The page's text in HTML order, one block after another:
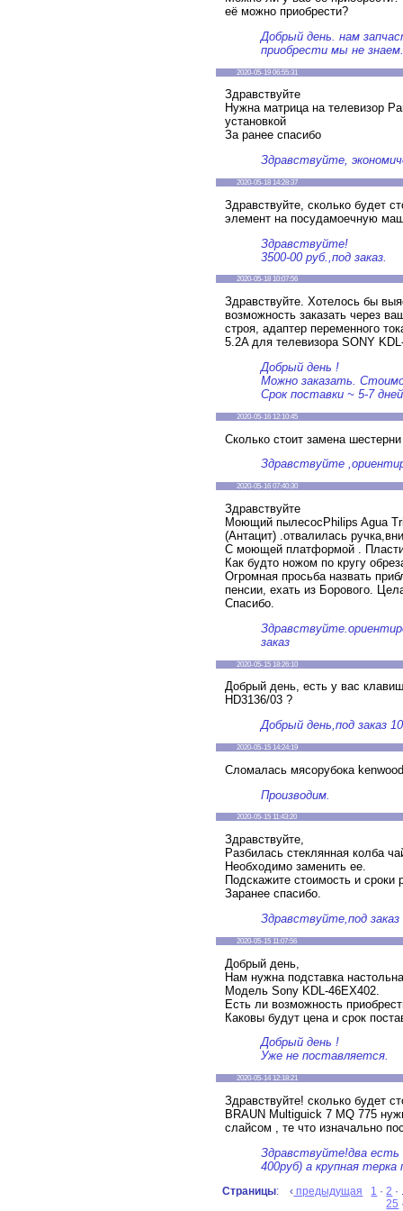
её можно приобрести?
Добрый день. нам
приобрести мы не знаем.
2020-05-19 06:55:31
Здравствуйте
Нужна матрица на телевизор
установкой
За ранее спасибо
Здравствуйте,
2020-05-18 14:28:37
Здравствуйте, сколько будет
элемент на посудамоечную
Здравствуйте!
3500-00 руб.,под заказ.
2020-05-18 10:07:56
Здравствуйте. Хотелось бы
возможность заказать через
строя, адаптер переменного
5.2A для телевизора SONY
Добрый день !
Можно заказать.
Срок поставки ~ 5-7 дней
2020-05-16 12:10:45
Сколько стоит замена
Здравствуйте
2020-05-16 07:40:30
Здравствуйте
Моющий пылесосPhilips Agua
(Антацит) .отвалилась
С моющей платформой .
Как будто ножом по кругу
Огромная просьба назвать
пенсии, ехать из Борового.
Спасибо.
заказ
2020-05-15 18:26:10
Добрый день, есть у вас
HD3136/03 ?
Добрый день,под заказ
2020-05-15 14:24:19
Сломалась мясорубока
Производим.
2020-05-15 11:43:20
Здравствуйте,
Разбилась стеклянная колба
Необходимо заменить ее.
Подскажите стоимость и сроки
Заранее спасибо.
Здравствуйте,под заказ
2020-05-15 11:07:56
Добрый день,
Нам нужна подставка
Модель Sony KDL-46EX402.
Есть ли возможность
Каковы будут цена и срок
Добрый день !
Уже не поставляется.
2020-05-14 12:18:21
Здравствуйте! сколько будет
BRAUN Multiguick 7 MQ 775
слайсом , те что изначально
Здравствуйте!два есть
400руб) а крупная терка
Страницы: ‹ предыдущая 1 · 2 ·
25